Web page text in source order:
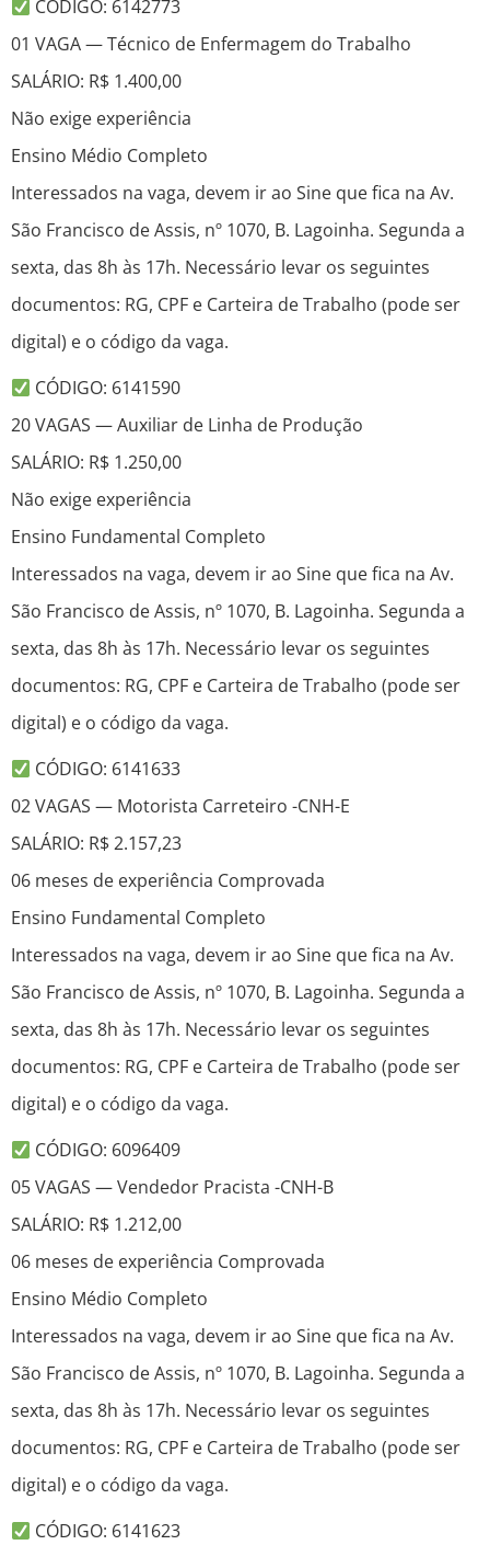
CÓDIGO: 6142773
01 VAGA — Técnico de Enfermagem do Trabalho
SALÁRIO: R$ 1.400,00
Não exige experiência
Ensino Médio Completo
Interessados na vaga, devem ir ao Sine que fica na Av.
São Francisco de Assis, nº 1070, B. Lagoinha. Segunda a
sexta, das 8h às 17h. Necessário levar os seguintes
documentos: RG, CPF e Carteira de Trabalho (pode ser
digital) e o código da vaga.
CÓDIGO: 6141590
20 VAGAS — Auxiliar de Linha de Produção
SALÁRIO: R$ 1.250,00
Não exige experiência
Ensino Fundamental Completo
Interessados na vaga, devem ir ao Sine que fica na Av.
São Francisco de Assis, nº 1070, B. Lagoinha. Segunda a
sexta, das 8h às 17h. Necessário levar os seguintes
documentos: RG, CPF e Carteira de Trabalho (pode ser
digital) e o código da vaga.
CÓDIGO: 6141633
02 VAGAS — Motorista Carreteiro -CNH-E
SALÁRIO: R$ 2.157,23
06 meses de experiência Comprovada
Ensino Fundamental Completo
Interessados na vaga, devem ir ao Sine que fica na Av.
São Francisco de Assis, nº 1070, B. Lagoinha. Segunda a
sexta, das 8h às 17h. Necessário levar os seguintes
documentos: RG, CPF e Carteira de Trabalho (pode ser
digital) e o código da vaga.
CÓDIGO: 6096409
05 VAGAS — Vendedor Pracista -CNH-B
SALÁRIO: R$ 1.212,00
06 meses de experiência Comprovada
Ensino Médio Completo
Interessados na vaga, devem ir ao Sine que fica na Av.
São Francisco de Assis, nº 1070, B. Lagoinha. Segunda a
sexta, das 8h às 17h. Necessário levar os seguintes
documentos: RG, CPF e Carteira de Trabalho (pode ser
digital) e o código da vaga.
CÓDIGO: 6141623